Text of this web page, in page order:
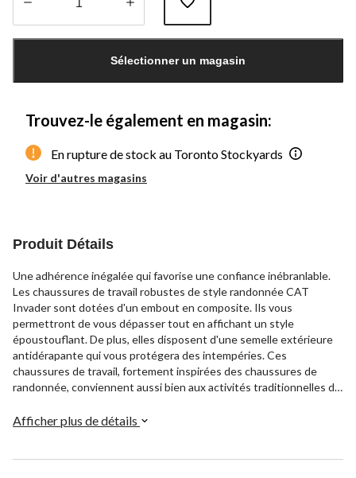
Sélectionner un magasin
Trouvez-le également en magasin:
En rupture de stock au Toronto Stockyards
Voir d'autres magasins
Produit Détails
Une adhérence inégalée qui favorise une confiance inébranlable.
Les chaussures de travail robustes de style randonnée CAT
Invader sont dotées d'un embout en composite. Ils vous
permettront de vous dépasser tout en affichant un style
époustouflant. De plus, elles disposent d'une semelle extérieure
antidérapante qui vous protégera des intempéries. Ces
chaussures de travail, fortement inspirées des chaussures de
randonnée, conviennent aussi bien aux activités traditionnelles de
Afficher plus de détails